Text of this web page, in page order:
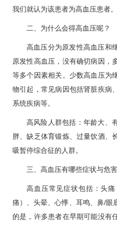
我们就认为该患者为高血压患者。
二、为什么会得高血压呢？
高血压分为原发性高血压和
原发性高血压 ，没有确切病因，
等多个因素相关。少数高血压为
物引起，常见病因包括肾脏疾病
系统疾病等。
高风险人群包括：年龄大、
胖、缺乏体育锻炼、过量饮酒、
吸暂停综合征的人群。
三、 高血压有哪些症状与危
高血压常见症状包括：头
痛）、头晕、心悸、耳鸣、鼻/眼
的是，许多患者在早期可能没有